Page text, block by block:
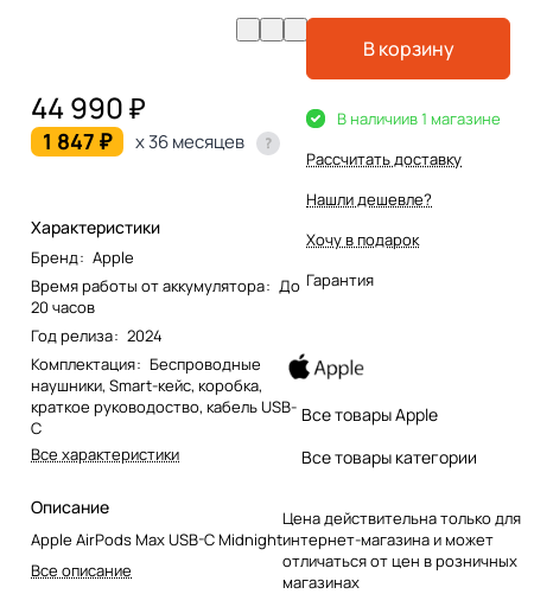
44 990 ₽
1 847 ₽ x 36 месяцев
Характеристики
Бренд: Apple
Время работы от аккумулятора: До
20 часов
Год релиза: 2024
Комплектация: Беспроводные
наушники, Smart-кейс, коробка,
краткое руководоство, кабель USB-
C
Все характеристики
Описание
Apple AirPods Max USB-C Midnight
Все описание
В корзину
В наличиив 1 магазине
Рассчитать доставку
Нашли дешевле?
Хочу в подарок
Гарантия
Все товары Apple
Все товары категории
Цена действительна только для
интернет-магазина и может
отличаться от цен в розничных
магазинах